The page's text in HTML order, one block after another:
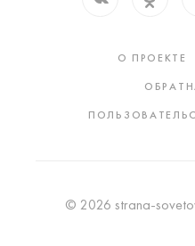
О ПРОЕКТЕ
© 2026 strana-